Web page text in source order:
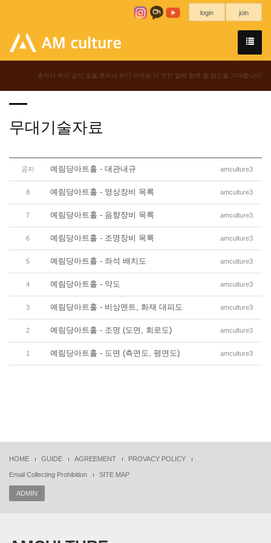
login join
'혼자서 하기 쉽지 않을,혼자서 하기 아까운 이 멋진 일에 함께 할 당신을 기대합니다'
무대기술자료
공지 예림당아트홀 - 대관내규 amculture3
8 예림당아트홀 - 영상장비 목록 amculture3
7 예림당아트홀 - 음향장비 목록 amculture3
6 예림당아트홀 - 조명장비 목록 amculture3
5 예림당아트홀 - 좌석 배치도 amculture3
4 예림당아트홀 - 약도 amculture3
3 예림당아트홀 - 비상멘트, 화재 대피도 amculture3
2 예림당아트홀 - 조명 (도면, 회로도) amculture3
1 예림당아트홀 - 도면 (측면도, 평면도) amculture3
HOME GUIDE AGREEMENT PROVACY POLICY
Email Collecting Prohibition SITE MAP
ADMIN